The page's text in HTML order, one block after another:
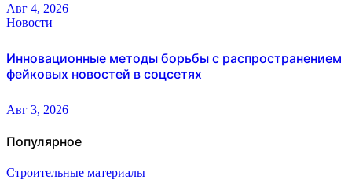
Авг 4, 2026
Новости
Инновационные методы борьбы с распространением
фейковых новостей в соцсетях
Авг 3, 2026
Популярное
Строительные материалы